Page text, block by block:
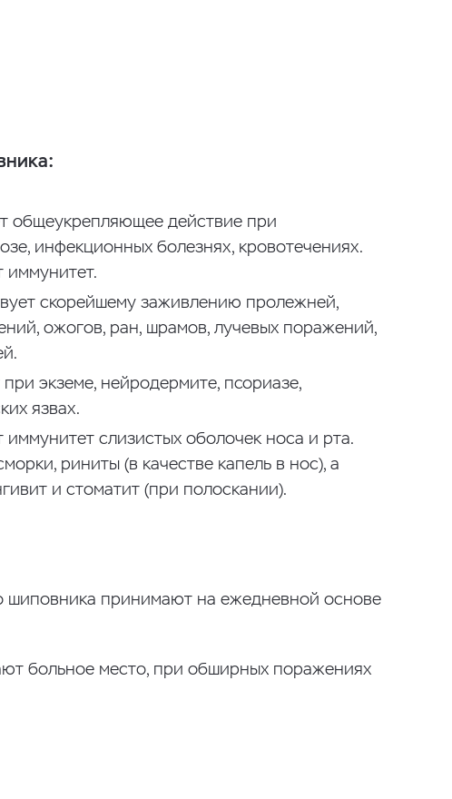
общеукрепляющее действие при
инфекционных болезнях, кровотечениях.
иммунитет.
скорейшему заживлению пролежней,
ожогов, ран, шрамов, лучевых поражений,
экземе, нейродермите, псориазе,
язвах.
слизистых оболочек носа и рта.
риниты (в качестве капель в нос), а
и стоматит (при полоскании).
шиповника принимают на ежедневной основе
больное место, при обширных поражениях